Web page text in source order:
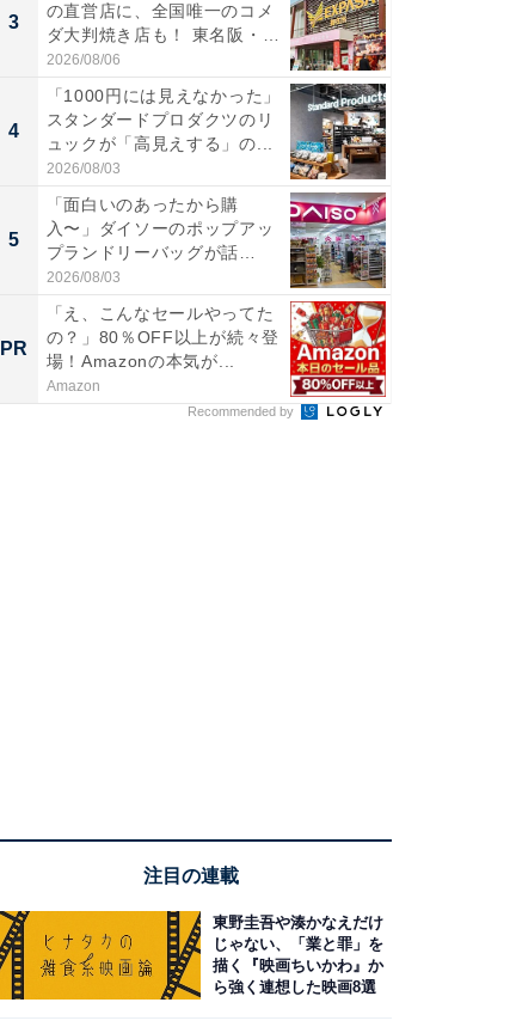
3
の直営店に、全国唯一のコメ
ダ大判焼き店も！ 東名阪・
伊...
2026/08/06
4
「1000円には見えなかった」
スタンダードプロダクツのリ
ュックが「高見えする」の...
2026/08/03
5
「面白いのあったから購
入〜」ダイソーのポップアッ
プランドリーバッグが話
題。“さま...
2026/08/03
PR
「え、こんなセールやってた
の？」80％OFF以上が続々登
場！Amazonの本気が...
Amazon
Recommended by
注目の連載
東野圭吾や湊かなえだけ
じゃない、「業と罪」を
描く『映画ちいかわ』か
ら強く連想した映画8選